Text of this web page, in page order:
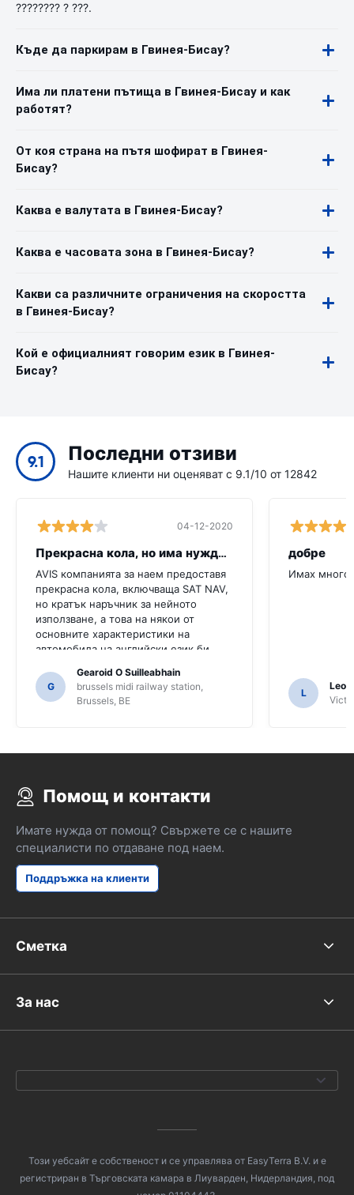
???????? ? ???.
Къде да паркирам в Гвинея-Бисау?
Има ли платени пътища в Гвинея-Бисау и как
работят?
От коя страна на пътя шофират в Гвинея-
Бисау?
Каква е валутата в Гвинея-Бисау?
Каква е часовата зона в Гвинея-Бисау?
Какви са различните ограничения на скоростта
в Гвинея-Бисау?
Кой е официалният говорим език в Гвинея-
Бисау?
9.1 Последни отзиви
Нашите клиенти ни оценяват с 9.1/10 от 12842
04-12-2020
Прекрасна кола, но има нужда от повече
AVIS компанията за наем предоставя
прекрасна кола, включваща SAT NAV,
но кратък наръчник за нейното
използване, а това на някои от
основните характеристики на
автомобила на английски език би
Трябваше да попитаме няколко
местни жители за ориентиране и
само за това, че може би не сме
G
Gearoid O Suilleabhain
brussels midi railway station,
Brussels, BE
добре
Имах много
L
Помощ и контакти
Имате нужда от помощ? Свържете се с нашите
специалисти по отдаване под наем.
Поддръжка на клиенти
Сметка
За нас
Този уебсайт е собственост и се управлява от EasyTerra B.V. и е
регистриран в Търговската камара в Лиуварден, Нидерландия, под